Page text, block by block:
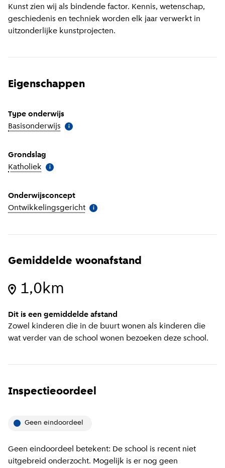
Kunst zien wij als bindende factor. Kennis, wetenschap,
geschiedenis en techniek worden elk jaar verwerkt in
uitzonderlijke kunstprojecten.
Eigenschappen
Type onderwijs
Basisonderwijs Meer informatie
i
Grondslag
Katholiek Meer informatie
i
Onderwijsconcept
Ontwikkelingsgericht Meer informatie
i
Gemiddelde woonafstand
1,0km
Dit is een gemiddelde afstand
Zowel kinderen die in de buurt wonen als kinderen die
wat verder van de school wonen bezoeken deze school.
Inspectieoordeel
Geen eindoordeel
Geen eindoordeel betekent: De school is recent niet
uitgebreid onderzocht. Mogelijk is er nog geen